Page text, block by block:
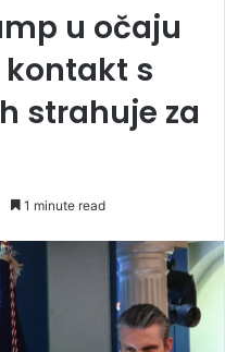
u očaju
s
strahuje za
1 minute read